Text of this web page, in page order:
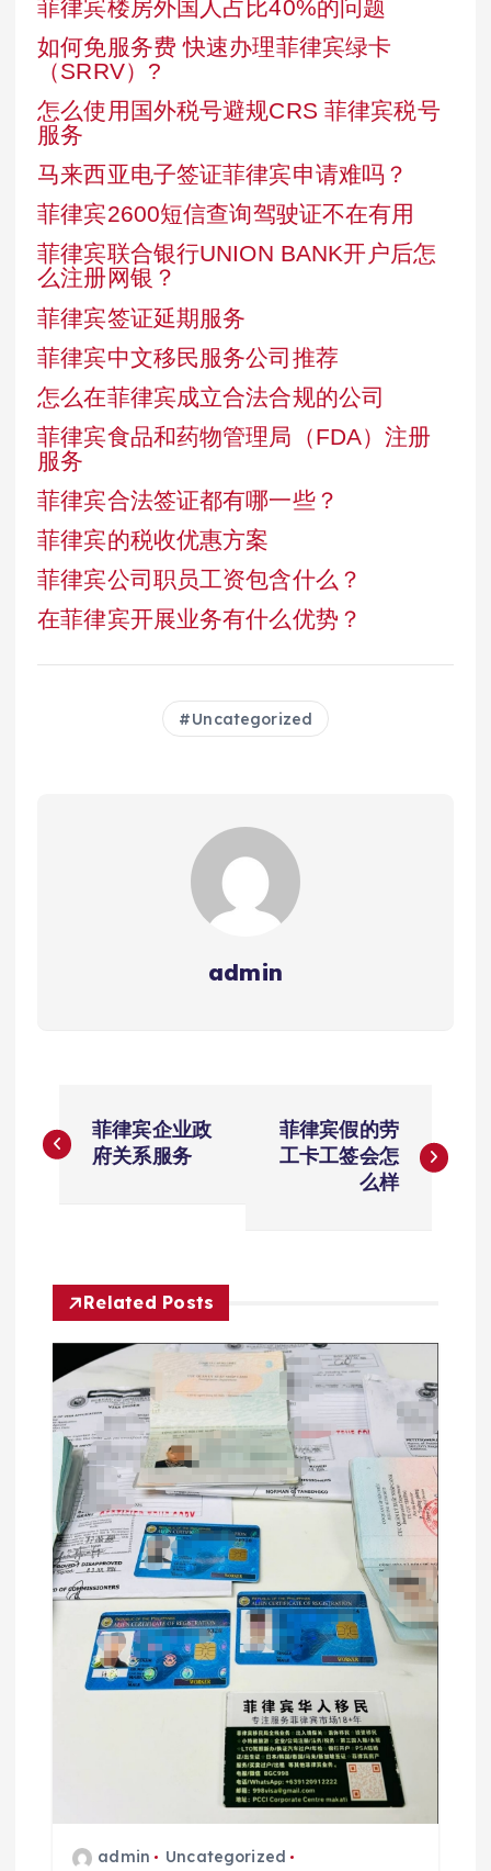
菲律宾楼房外国人占比40%的问题
如何免服务费 快速办理菲律宾绿卡
（SRRV）?
怎么使用国外税号避规CRS 菲律宾税号
服务
马来西亚电子签证菲律宾申请难吗？
菲律宾2600短信查询驾驶证不在有用
菲律宾联合银行UNION BANK开户后怎
么注册网银？
菲律宾签证延期服务
菲律宾中文移民服务公司推荐
怎么在菲律宾成立合法合规的公司
菲律宾食品和药物管理局（FDA）注册
服务
菲律宾合法签证都有哪一些？
菲律宾的税收优惠方案
菲律宾公司职员工资包含什么？
在菲律宾开展业务有什么优势？
Uncategorized
admin
章
航
菲律宾企业政
府关系服务
菲律宾假的劳
工卡工签会怎
么样
Related Posts
admin Uncategorized